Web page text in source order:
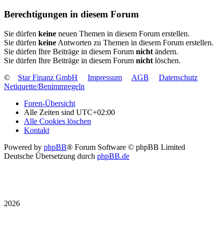
Berechtigungen in diesem Forum
Sie dürfen keine neuen Themen in diesem Forum erstellen.
Sie dürfen keine Antworten zu Themen in diesem Forum erstellen.
Sie dürfen Ihre Beiträge in diesem Forum nicht ändern.
Sie dürfen Ihre Beiträge in diesem Forum nicht löschen.
©
Star Finanz GmbH Impressum AGB
Datenschutz
Netiquette/Benimmregeln
Foren-Übersicht
Alle Zeiten sind UTC+02:00
Alle Cookies löschen
Kontakt
Powered by phpBB® Forum Software © phpBB Limited
Deutsche Übersetzung durch phpBB.de
2026